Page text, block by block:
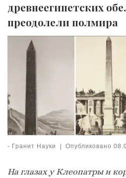
древнеегипетских
преодолели полмира
- Гранит Науки | Опубликовано
На глазах у Клеопатры и